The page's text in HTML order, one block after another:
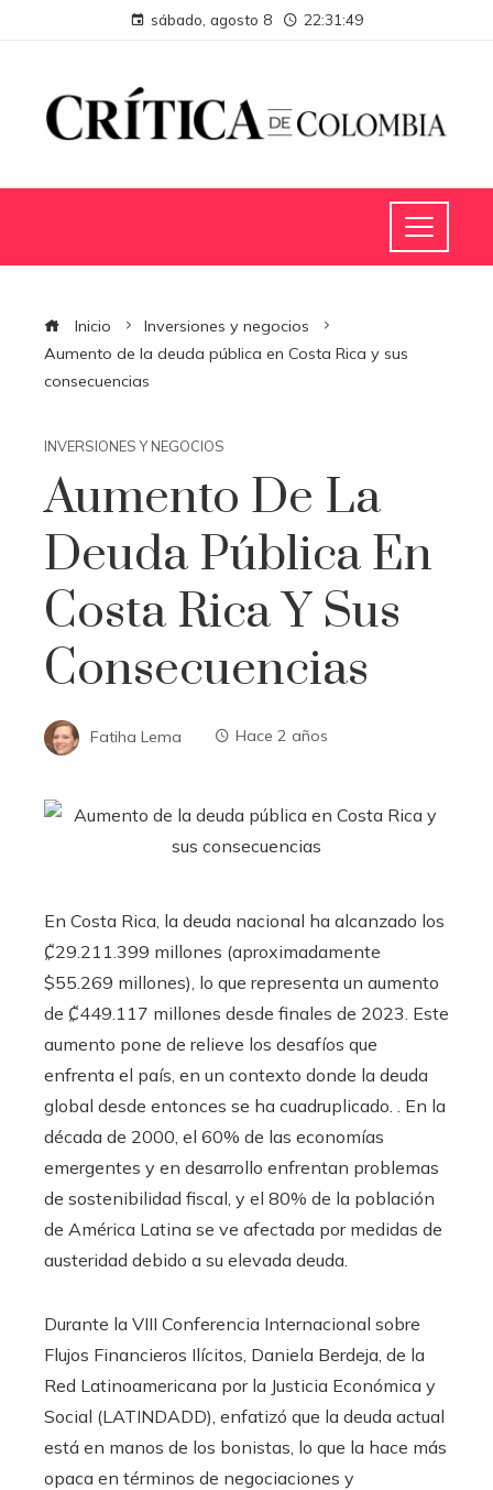
sábado, agosto 8 22:31:50
Inicio
Inversiones y negocios
Aumento de la deuda pública en Costa Rica y sus
consecuencias
INVERSIONES Y NEGOCIOS
Aumento De La
Deuda Pública En
Costa Rica Y Sus
Consecuencias
Fatiha Lema Hace 2 años
En Costa Rica, la deuda nacional ha alcanzado los
₡29.211.399 millones (aproximadamente
$55.269 millones), lo que representa un aumento
de ₡449.117 millones desde finales de 2023. Este
aumento pone de relieve los desafíos que
enfrenta el país, en un contexto donde la deuda
global desde entonces se ha cuadruplicado. . En la
década de 2000, el 60% de las economías
emergentes y en desarrollo enfrentan problemas
de sostenibilidad fiscal, y el 80% de la población
de América Latina se ve afectada por medidas de
austeridad debido a su elevada deuda.
Durante la VIII Conferencia Internacional sobre
Flujos Financieros Ilícitos, Daniela Berdeja, de la
Red Latinoamericana por la Justicia Económica y
Social (LATINDADD), enfatizó que la deuda actual
está en manos de los bonistas, lo que la hace más
opaca en términos de negociaciones y